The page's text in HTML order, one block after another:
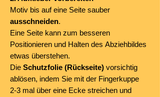
Motiv bis auf eine Seite sauber
ausschneiden.
Eine Seite kann zum besseren
Positionieren und Halten des Abziehbildes
etwas überstehen.
Die Schutzfolie (Rückseite) vorsichtig
ablösen, indem Sie mit der Fingerkuppe
2-3 mal über eine Ecke streichen und